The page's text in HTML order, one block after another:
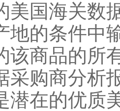
美国海关数
地的条件中
该商品的所
采购商分析
潜在的优质